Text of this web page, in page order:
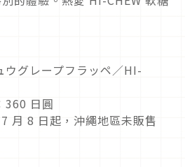
グレープフラッペ／HI-
360 日圓
月 8 日起，沖繩地區未販售